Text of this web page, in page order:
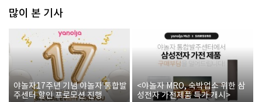
많이 본 기사
야놀자17주년 기념 야놀자 통합발
주센터 할인 프로모션 진행
<야놀자 MRO, 숙박업소 위한 삼
성전자 가전제품 특가 개시>